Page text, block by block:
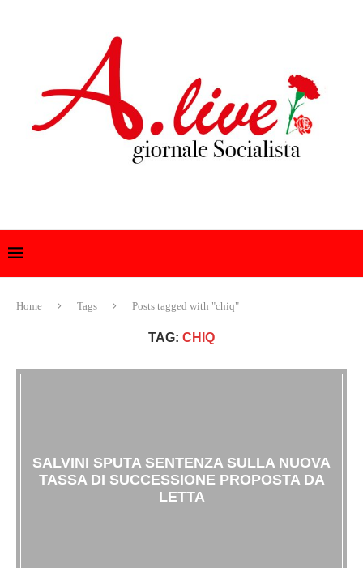
Home Tags Posts tagged with "chiq"
TAG: CHIQ
SALVINI SPUTA SENTENZA SULLA NUOVA
TASSA DI SUCCESSIONE PROPOSTA DA
LETTA